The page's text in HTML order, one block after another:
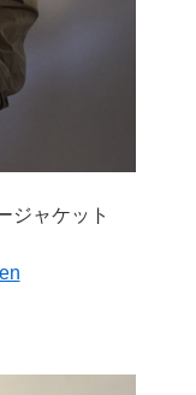
ジャケット